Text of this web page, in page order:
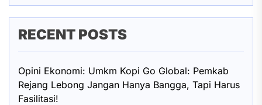
RECENT POSTS
Opini Ekonomi: Umkm Kopi Go Global: Pemkab
Rejang Lebong Jangan Hanya Bangga, Tapi Harus
Fasilitasi!